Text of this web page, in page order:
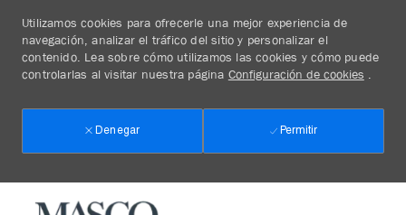
Utilizamos cookies para ofrecerle una mejor experiencia de
navegación, analizar el tráfico del sitio y personalizar el
contenido. Lea sobre cómo utilizamos las cookies y cómo puede
controlarlas al visitar nuestra página Configuración de cookies .
Denegar Permitir